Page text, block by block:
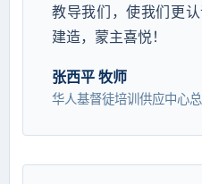
教导我们，使我们更
建造，蒙主喜悦！
张西平 牧师
华人基督徒培训供应中心